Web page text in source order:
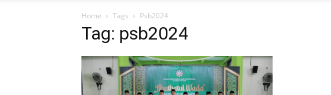
Home Tags Psb2024
Tag: psb2024